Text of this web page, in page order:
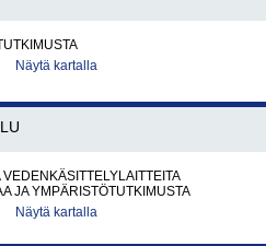
Näytä kartalla
JA YMPÄRISTÖTUTKIMUSTA
Näytä kartalla